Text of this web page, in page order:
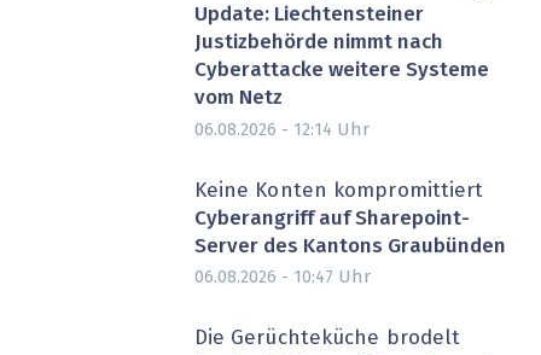
Update: Liechtensteiner
Justizbehörde nimmt nach
Cyberattacke weitere Systeme
vom Netz
06.08.2026 - 12:14 Uhr
Keine Konten kompromittiert
Cyberangriff auf Sharepoint-
Server des Kantons Graubünden
06.08.2026 - 10:47 Uhr
Die Gerüchteküche brodelt